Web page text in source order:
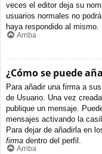
veces el editor deja su
usuarios normales no
haya respondido al mismo.
Arriba
¿Cómo se puede
Para añadir una firma a
de Usuario. Una vez
publique un mensaje.
mensajes activando la
Para dejar de añadirla en
firma dentro del perfil.
Arriba